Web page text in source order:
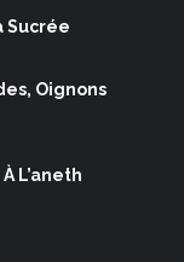
Sucrée
Oignons
L’aneth